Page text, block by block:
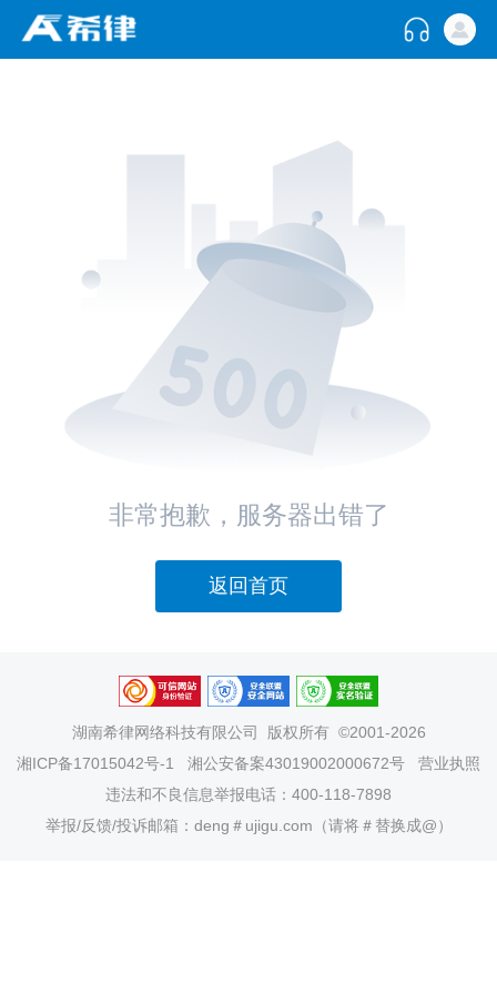
非常抱歉，服务器出错了
返回首页
湖南希律网络科技有限公司
版权所有 ©2001-2026
湘ICP备17015042号-1
湘公安备案43019002000672号
营业执照
违法和不良信息举报电话：400-118-7898
举报/反馈/投诉邮箱：deng＃ujigu.com（请将＃替换成@）